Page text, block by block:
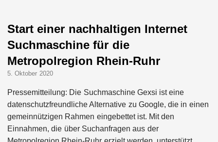
Start einer nachhaltigen Internet
Suchmaschine für die
Metropolregion Rhein-Ruhr
5. Oktober 2020
Pressemitteilung: Die Suchmaschine Gexsi ist eine
datenschutzfreundliche Alternative zu Google, die in einen
gemeinnützigen Rahmen eingebettet ist. Mit den
Einnahmen, die über Suchanfragen aus der